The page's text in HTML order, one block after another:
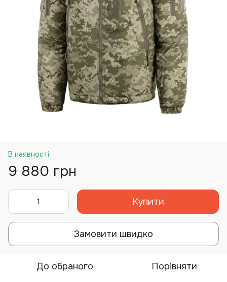
В наявності
9 880 грн
Купити
Замовити швидко
До обраного Порівняти